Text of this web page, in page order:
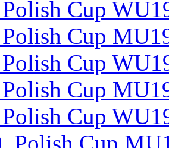
Cup
Cup
Cup
Cup
Cup
Polish Cup